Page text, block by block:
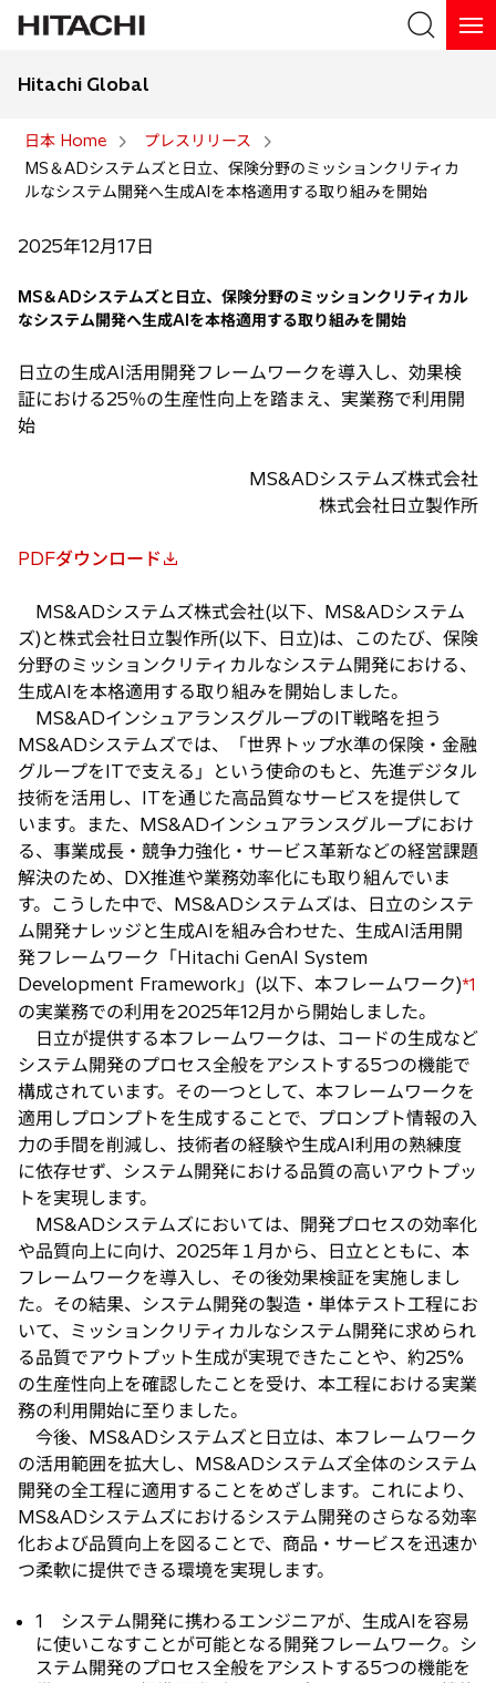
検索
Hitachi Global
日本 Home
プレスリリース
MS＆ADシステムズと日立、保険分野のミッションクリティカ
ルなシステム開発へ生成AIを本格適用する取り組みを開始
2025年12月17日
MS＆ADシステムズと日立、保険分野のミッションクリティカル
なシステム開発へ生成AIを本格適用する取り組みを開始
日立の生成AI活用開発フレームワークを導入し、効果検
証における25％の生産性向上を踏まえ、実業務で利用開
始
MS&ADシステムズ株式会社
株式会社日立製作所
PDFダウンロード
新
タ
ブ
で
く
MS&ADシステムズ株式会社(以下、MS&ADシステム
ズ)と株式会社日立製作所(以下、日立)は、このたび、保険
分野のミッションクリティカルなシステム開発における、
生成AIを本格適用する取り組みを開始しました。
MS&ADインシュアランスグループのIT戦略を担う
MS&ADシステムズでは、「世界トップ水準の保険・金融
グループをITで支える」という使命のもと、先進デジタル
技術を活用し、ITを通じた高品質なサービスを提供して
います。また、MS&ADインシュアランスグループにおけ
る、事業成長・競争力強化・サービス革新などの経営課題
解決のため、DX推進や業務効率化にも取り組んでいま
す。こうした中で、MS&ADシステムズは、日立のシステ
ム開発ナレッジと生成AIを組み合わせた、生成AI活用開
発フレームワーク「Hitachi GenAI System
Development Framework」(以下、本フレームワーク)*1
の実業務での利用を2025年12月から開始しました。
日立が提供する本フレームワークは、コードの生成など
システム開発のプロセス全般をアシストする5つの機能で
構成されています。その一つとして、本フレームワークを
適用しプロンプトを生成することで、プロンプト情報の入
力の手間を削減し、技術者の経験や生成AI利用の熟練度
に依存せず、システム開発における品質の高いアウトプッ
トを実現します。
MS&ADシステムズにおいては、開発プロセスの効率化
や品質向上に向け、2025年１月から、日立とともに、本
フレームワークを導入し、その後効果検証を実施しまし
た。その結果、システム開発の製造・単体テスト工程にお
いて、ミッションクリティカルなシステム開発に求められ
る品質でアウトプット生成が実現できたことや、約25%
の生産性向上を確認したことを受け、本工程における実業
務の利用開始に至りました。
今後、MS&ADシステムズと日立は、本フレームワーク
の活用範囲を拡大し、MS&ADシステムズ全体のシステム
開発の全工程に適用することをめざします。これにより、
MS&ADシステムズにおけるシステム開発のさらなる効率
化および品質向上を図ることで、商品・サービスを迅速か
つ柔軟に提供できる環境を実現します。
1 システム開発に携わるエンジニアが、生成AIを容易
に使いこなすことが可能となる開発フレームワーク。シ
ステム開発のプロセス全般をアシストする5つの機能を